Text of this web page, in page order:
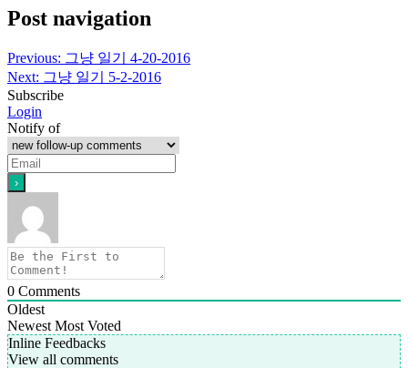
Post navigation
Previous: 그냥 일기 4-20-2016
Next: 그냥 일기 5-2-2016
Subscribe
Login
Notify of
0 Comments
Oldest
Newest Most Voted
Inline Feedbacks
View all comments